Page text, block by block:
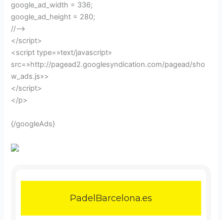
google_ad_width = 336;
google_ad_height = 280;
//–>
</script>
<script type=»text/javascript»
src=»http://pagead2.googlesyndication.com/pagead/sho
w_ads.js»>
</script>
</p>
{/googleAds}
PadelBarcelona.es